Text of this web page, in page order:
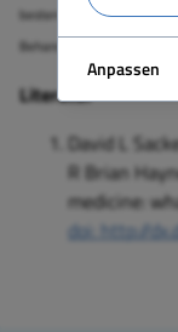
besten wissenschaftlichen
Behandlung von Patienten
Literatur
David L
R Brian
medicine:
doi: http://
Anpassen